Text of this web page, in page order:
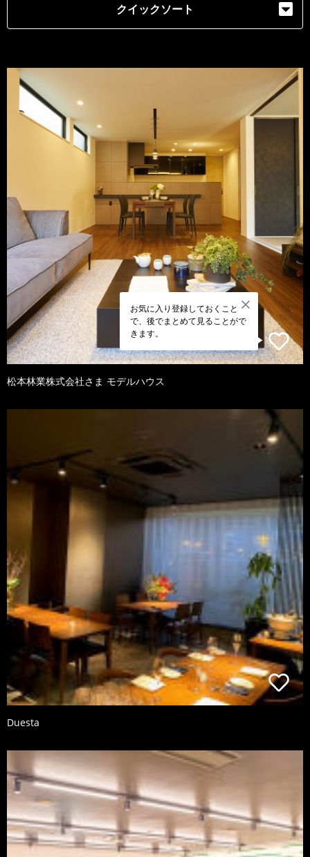
クイックソート
お気に入り登録しておくこと
で、後でまとめて見ることがで
きます。
松本林業株式会社さま モデルハウス
Duesta